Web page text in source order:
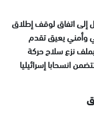
إلى اتفاق لوقف إطلاق
وأمني يعيق تقدم
نزع سلاح حركة
انسحابا إسرائيليا